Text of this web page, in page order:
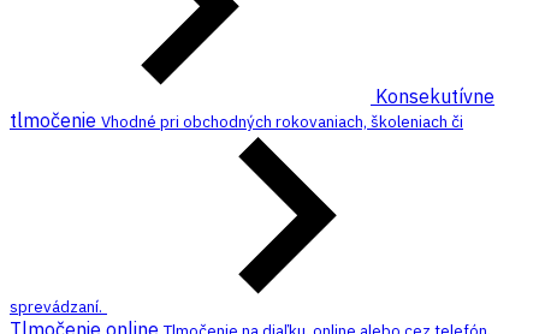
Konsekutívne
tlmočenie Vhodné pri obchodných rokovaniach, školeniach či
sprevádzaní.
Tlmočenie online